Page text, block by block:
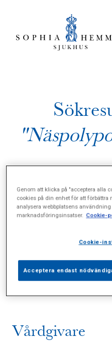
Sidor (0) Press
Vårdgivare
Genom att klicka på "acceptera alla
cookies på din enhet för att förbättra
analysera webbplatsens
marknadsföringsinsatser. Cookie-
Cookie-
Acceptera endast